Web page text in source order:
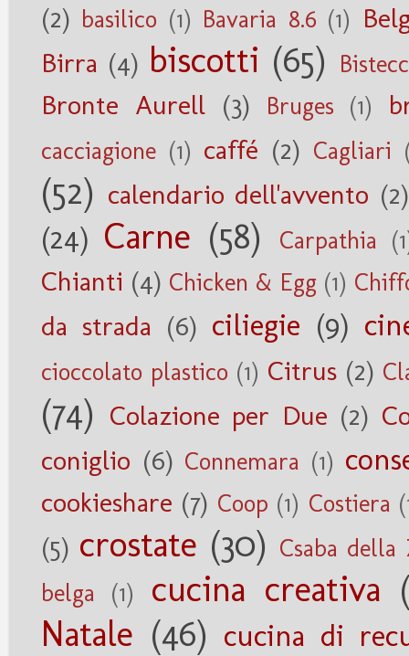
(2) basilico (1) Bavaria 8.6 (1)
Birra (4) biscotti (65)
Bronte Aurell (3) Bruges (1)
cacciagione (1) caffé (2) Cagliari
(52) calendario dell'avvento (2)
(24) Carne (58) Carpathia
Chianti (4) Chicken & Egg (1)
da strada (6) ciliegie (9)
cioccolato plastico (1) Citrus (2)
(74) Colazione per Due (2)
coniglio (6) Connemara (1)
cookieshare (7) Coop (1) Costiera
(5) crostate (30) Csaba della
belga
(1) cucina creativa
Natale (46) cucina di